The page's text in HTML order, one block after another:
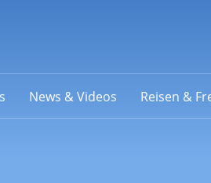
News & Videos Reisen &